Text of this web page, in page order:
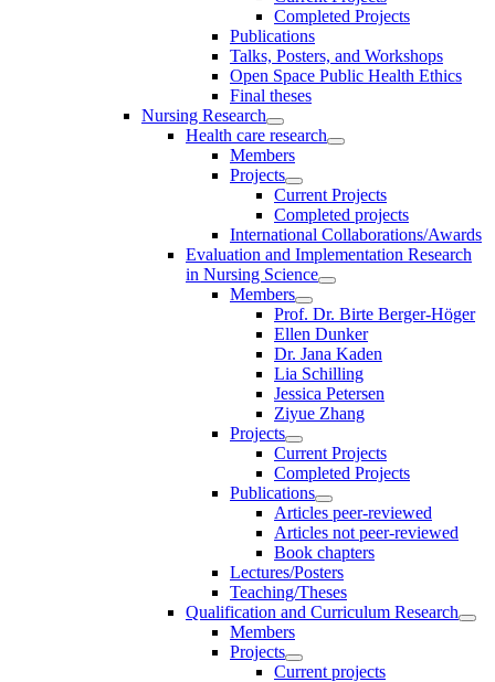
Completed Projects
Publications
Talks, Posters, and Workshops
Open Space Public Health Ethics
Final theses
Nursing Research
Health care research
Members
Projects
Current Projects
Completed projects
International Collaborations/Awards
Evaluation and Implementation Research
in Nursing Science
Members
Prof. Dr. Birte Berger-Höger
Ellen Dunker
Dr. Jana Kaden
Lia Schilling
Jessica Petersen
Ziyue Zhang
Projects
Current Projects
Completed Projects
Publications
Articles peer-reviewed
Articles not peer-reviewed
Book chapters
Lectures/Posters
Teaching/Theses
Qualification and Curriculum Research
Members
Projects
Current projects